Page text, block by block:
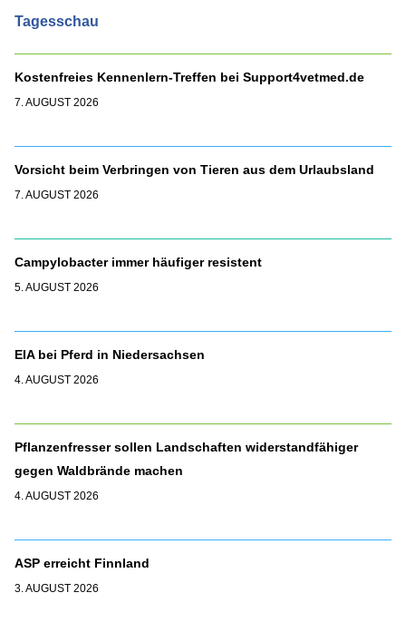
Tagesschau
Kostenfreies Kennenlern-Treffen bei Support4vetmed.de
7. AUGUST 2026
Vorsicht beim Verbringen von Tieren aus dem Urlaubsland
7. AUGUST 2026
Campylobacter immer häufiger resistent
5. AUGUST 2026
EIA bei Pferd in Niedersachsen
4. AUGUST 2026
Pflanzenfresser sollen Landschaften widerstandfähiger
gegen Waldbrände machen
4. AUGUST 2026
ASP erreicht Finnland
3. AUGUST 2026